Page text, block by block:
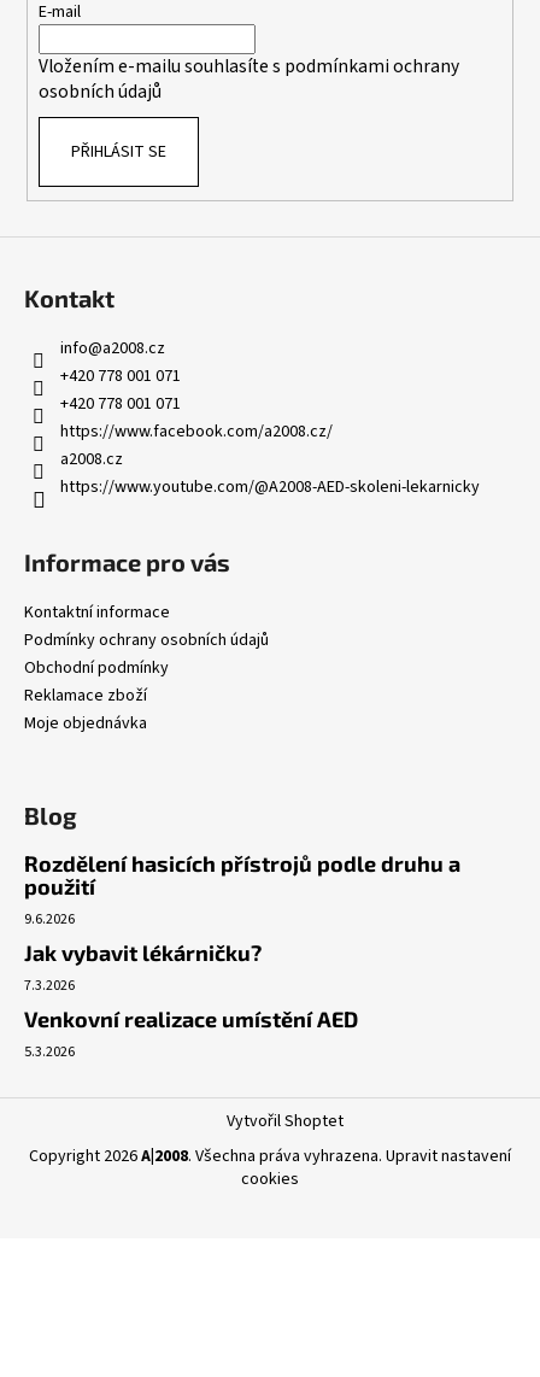
E-mail
Vložením e-mailu souhlasíte s podmínkami ochrany
osobních údajů
PŘIHLÁSIT SE
Kontakt
info@a2008.cz
+420 778 001 071
+420 778 001 071
https://www.facebook.com/a2008.cz/
a2008.cz
https://www.youtube.com/@A2008-AED-skoleni-lekarnicky
Informace pro vás
Kontaktní informace
Podmínky ochrany osobních údajů
Obchodní podmínky
Reklamace zboží
Moje objednávka
Blog
Rozdělení hasicích přístrojů podle druhu a
použití
9.6.2026
Jak vybavit lékárničku?
7.3.2026
Venkovní realizace umístění AED
5.3.2026
Vytvořil Shoptet
Copyright 2026A|2008. Všechna práva vyhrazena. Upravit nastavení
cookies